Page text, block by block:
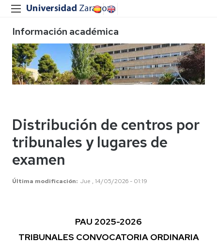
Información académica
Distribución de centros por
tribunales y lugares de
examen
Última modificación Jue , 14/05/2026 - 01:19
PAU 2025-2026
TRIBUNALES CONVOCATORIA ORDINARIA